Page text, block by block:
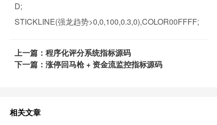
D;
STICKLINE(强龙趋势>0,0,100,0.3,0),COLOR00FFFF;
上一篇：程序化评分系统指标源码
下一篇：涨停回马枪 + 资金流监控指标源码
相关文章